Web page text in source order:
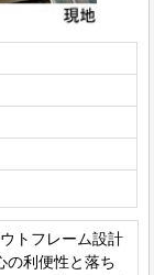
トフレーム設計
の利便性と落ち